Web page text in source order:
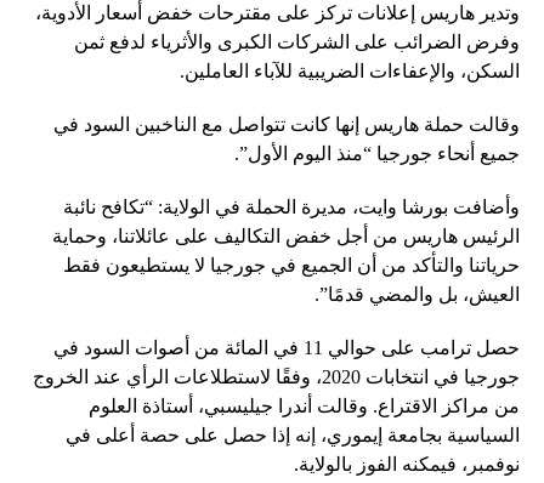
وتدير هاريس إعلانات تركز على مقترحات خفض أسعار الأدوية،
وفرض الضرائب على الشركات الكبرى والأثرياء لدفع ثمن
السكن، والإعفاءات الضريبية للآباء العاملين.
وقالت حملة هاريس إنها كانت تتواصل مع الناخبين السود في
جميع أنحاء جورجيا “منذ اليوم الأول”.
وأضافت بورشا وايت، مديرة الحملة في الولاية: “تكافح نائبة
الرئيس هاريس من أجل خفض التكاليف على عائلاتنا، وحماية
حرياتنا والتأكد من أن الجميع في جورجيا لا يستطيعون فقط
العيش، بل والمضي قدمًا”.
حصل ترامب على حوالي 11 في المائة من أصوات السود في
جورجيا في انتخابات 2020، وفقًا لاستطلاعات الرأي عند الخروج
من مراكز الاقتراع. وقالت أندرا جيليسبي، أستاذة العلوم
السياسية بجامعة إيموري، إنه إذا حصل على حصة أعلى في
نوفمبر، فيمكنه الفوز بالولاية.